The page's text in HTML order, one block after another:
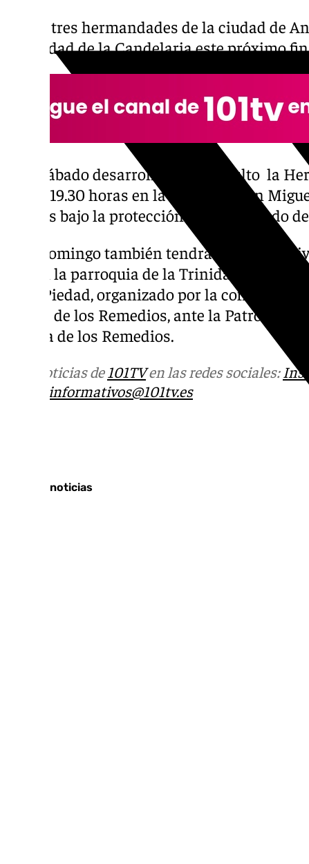
Hasta tres hermandades de la ciudad de
festividad de la Candelaria este próximo
Este sábado desarrollará dicho culto la
de las 19.30 horas en la iglesia de San
y niñas bajo la protección del Simpecado
Este domingo también tendrá lugar la
12h en la parroquia de la Trinidad con el
de la Piedad, organizado por la cofradía del
iglesia de los Remedios, ante la Patrona
Señora de los Remedios.
Más noticias de 101TVen las redes sociales:
informativos@101tv.es
Últimas noticias